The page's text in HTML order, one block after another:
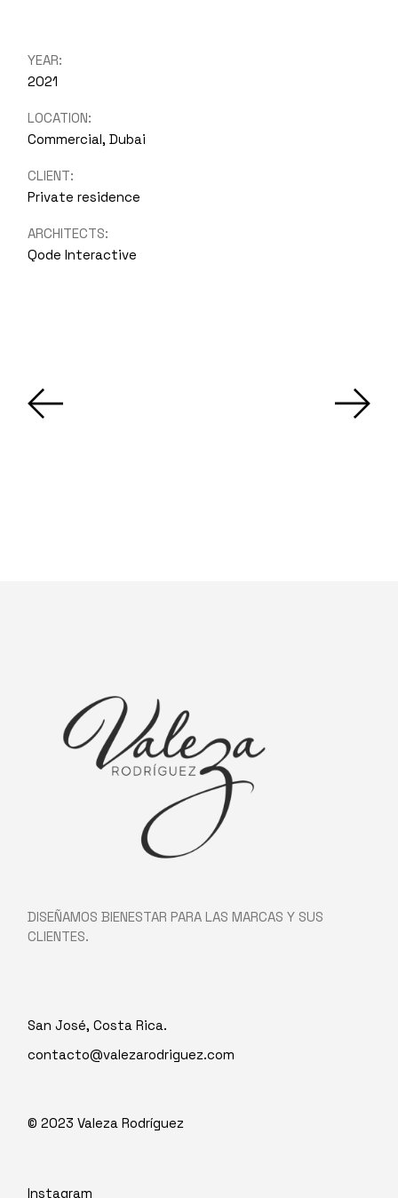
YEAR:
2021
LOCATION:
Commercial, Dubai
CLIENT:
Private residence
ARCHITECTS:
Qode Interactive
DISEÑAMOS BIENESTAR PARA LAS MARCAS Y SUS
CLIENTES.
San José, Costa Rica.
contacto@valezarodriguez.com
© 2023Valeza Rodríguez
Instagram